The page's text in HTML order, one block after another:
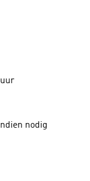
nodig